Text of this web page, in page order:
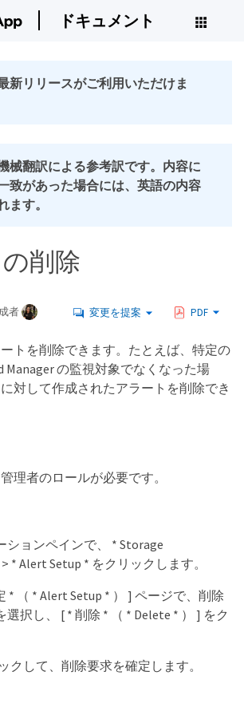
ドキュメント
新リリースがご利用いただけま
械翻訳による参考訳です。内容に
致があった場合には、英語の内容
ます。
削除
者 変更を提案 PDF
トを削除できます。たとえば、特定の
Manager の監視対象でなくなった場
対して作成されたアラートを削除でき
理者のロールが必要です。
ションペインで、 * Storage
* Alert Setup * をクリックします。
* （ * Alert Setup * ） ] ページで、削除
択し、 [ * 削除 * （ * Delete * ） ] をク
クして、削除要求を確定します。